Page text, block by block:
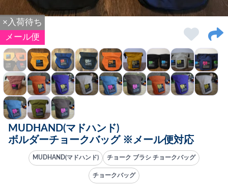
×入荷待ち
メール便
MUDHAND(マドハンド)
ボルダーチョークバッグ ※メール便対応
MUDHAND(マドハンド) チョーク ブラシ チョークバッグ
チョークバッグ